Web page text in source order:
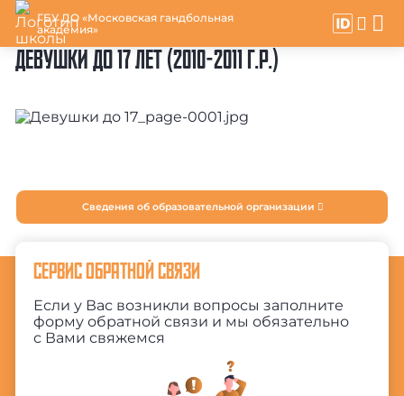
ГБУ ДО «Московская гандбольная
академия»
ДЕВУШКИ ДО 17 ЛЕТ (2010-2011 Г.Р.)
Сведения об образовательной организации
СЕРВИС ОБРАТНОЙ СВЯЗИ
Если у Вас возникли вопросы заполните
форму обратной связи и мы обязательно
с Вами свяжемся